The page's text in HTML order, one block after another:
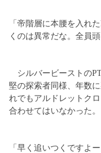
「帝階層に本腰を入れ
くのは異常だな。全員
シルバービーストの
堅の探索者同様、年数
れでもアルドレットク
合わせてはいなかった。
「早く追いつくですよー